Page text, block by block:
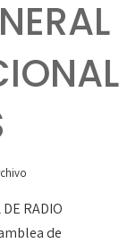
RADIO
de